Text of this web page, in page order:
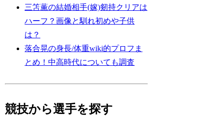
三笘薫の結婚相手(嫁)剱持クリアは
ハーフ？画像と馴れ初めや子供
は？
落合晃の身長/体重wiki的プロフま
とめ！中高時代についても調査
競技から選手を探す